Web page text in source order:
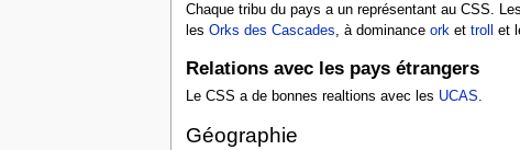
Chaque tribu du pays a un représentant au CSS.
les Orks des Cascades , à dominance ork et troll et
Relations avec les pays étrangers
Le CSS a de bonnes realtions avec les UCAS.
Géographie